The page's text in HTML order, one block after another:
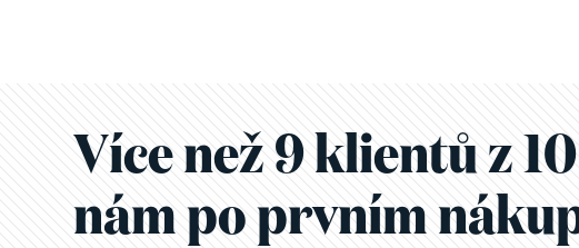
Více než 9 klientů z
nám po prvním